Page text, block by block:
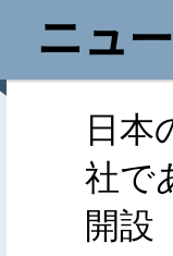
ニュ
日本
社で
開設